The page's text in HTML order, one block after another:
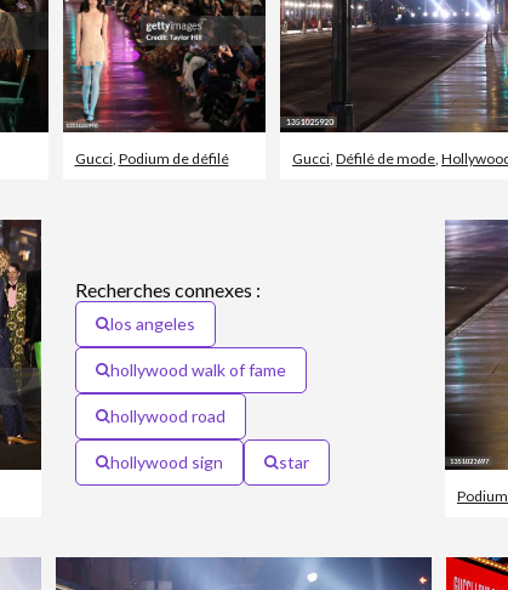
Gucci, Podium de défilé Gucci,Défilé de mode,
Recherches connexes :
los angeles
hollywood walk of fame
hollywood road
hollywood sign star